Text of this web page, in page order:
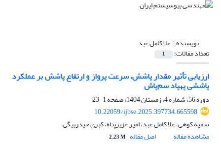
نویسنده =علا کامل عبد
تعداد مقالات: 1
ارزیابی تأثیر مقدار پاشش، سرعت پرواز و ارتفاع پاشش بر عملکرد
پاششی پهپاد سم‌پاش‌‌‌‌‌‌
دوره 56، شماره 4، زمستان 1404، صفحه
1-23
10.22059/ijbse.2025.397734.665598
سمیه کوهی، علا کامل عبد، امیر عزیزپناه، کبری حیدربیگی
مشاهده مقاله
اصل مقاله 2.23 M